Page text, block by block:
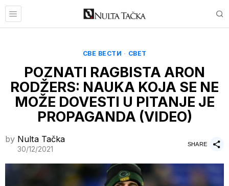
СВЕ ВЕСТИ · СВЕТ
POZNATI RAGBISTA ARON
RODŽERS: NAUKA KOJA SE NE
MOŽE DOVESTI U PITANJE JE
PROPAGANDA (VIDEO)
by Nulta Tačka
30/12/2021
SHARE